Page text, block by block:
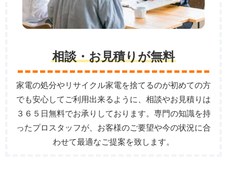
相談・お見積りが無料
家電の処分やリサイクル家電を捨てるのが初めての方
でも安心してご利用出来るように、相談やお見積りは
３６５日無料でお承りしております。専門の知識を持
ったプロスタッフが、お客様のご要望や今の状況に合
わせて最適なご提案を致します。